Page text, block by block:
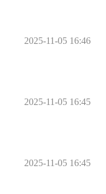
2025-11-05 16:46
2025-11-05 16:45
2025-11-05 16:45